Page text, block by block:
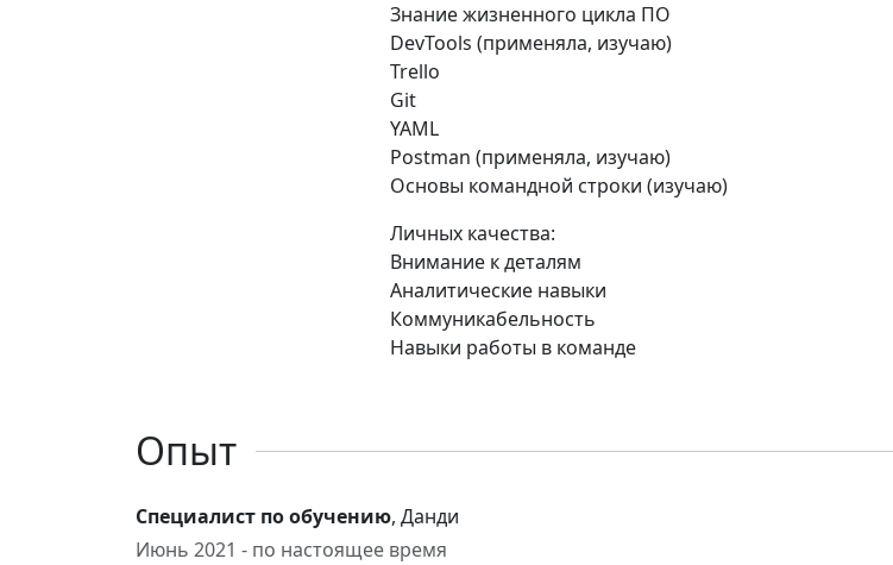
Знание жизненного цикла ПО
DevTools (применяла, изучаю)
Trello
Git
YAML
Postman (применяла, изучаю)
Основы командной строки (изучаю)
Личных качества:
Внимание к деталям
Аналитические навыки
Коммуникабельность
Навыки работы в команде
Опыт
Специалист по обучению, Данди
Июнь 2021 - по настоящее время